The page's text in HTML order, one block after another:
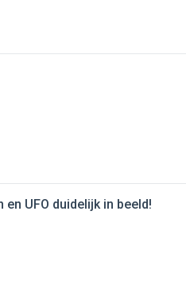
UFO duidelijk in beeld!